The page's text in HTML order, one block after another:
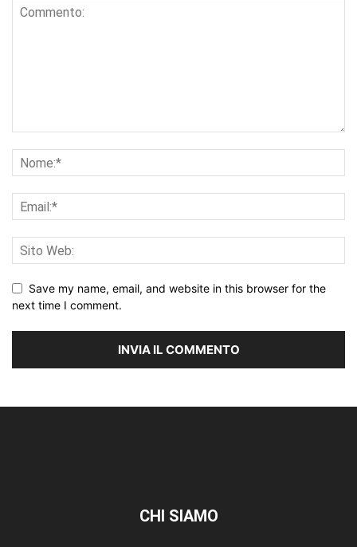
Save my name, email, and website in this browser for the
next time I comment.
CHI SIAMO